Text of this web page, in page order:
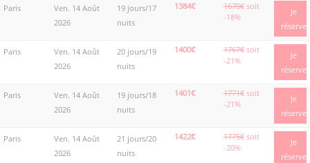
Paris
Ven. 14 Août
2026
19 jours/17
nuits
1384€ 1670€ soit
-18%
Je
réserve
Paris
Ven. 14 Août
2026
20 jours/19
nuits
1400€ 1767€ soit
-21%
Je
réserve
Paris
Ven. 14 Août
2026
19 jours/18
nuits
1401€ 1771€ soit
-21%
Je
réserve
Paris
Ven. 14 Août
2026
21 jours/20
nuits
1422€ 1775€ soit
-20%
Je
réserve